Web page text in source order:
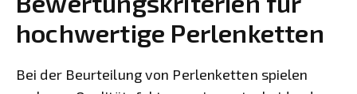
hochwertige Perlenketten
Bei der Beurteilung von Perlenketten spielen